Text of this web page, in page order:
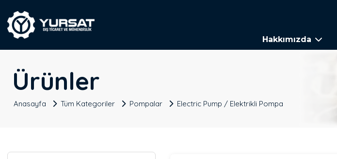
Hakkımızda
Ürünler
Anasayfa Tüm Kategoriler Pompalar Electric Pump / Elektrikli Pompa